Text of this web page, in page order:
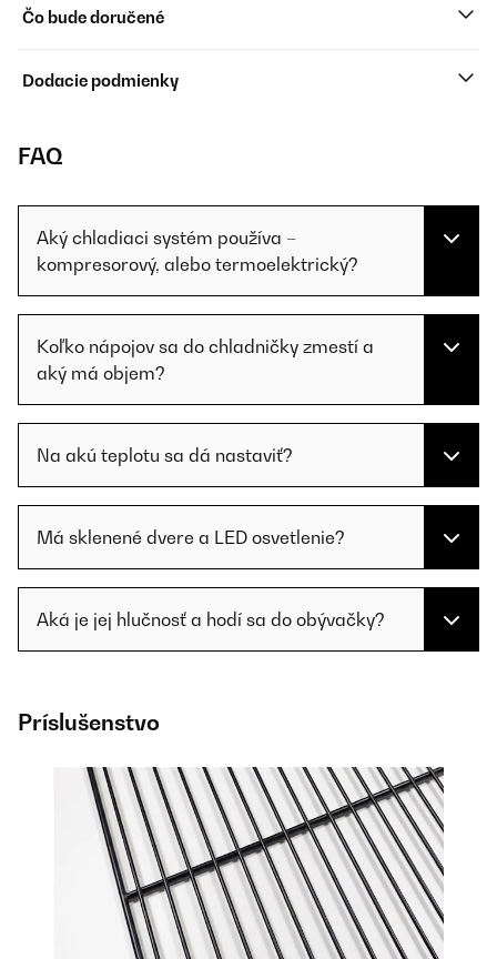
Čo bude doručené
Dodacie podmienky
FAQ
Aký chladiaci systém používa –
kompresorový, alebo termoelektrický?
Koľko nápojov sa do chladničky zmestí a
aký má objem?
Na akú teplotu sa dá nastaviť?
Má sklenené dvere a LED osvetlenie?
Aká je jej hlučnosť a hodí sa do obývačky?
Príslušenstvo